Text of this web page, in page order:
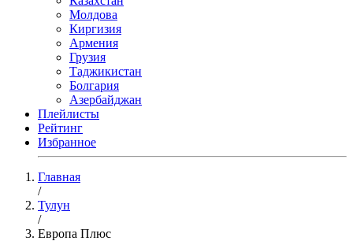
Молдова
Киргизия
Армения
Грузия
Таджикистан
Болгария
Азербайджан
Плейлисты
Рейтинг
Избранное
Главная
/
Тулун
/
Европа Плюс